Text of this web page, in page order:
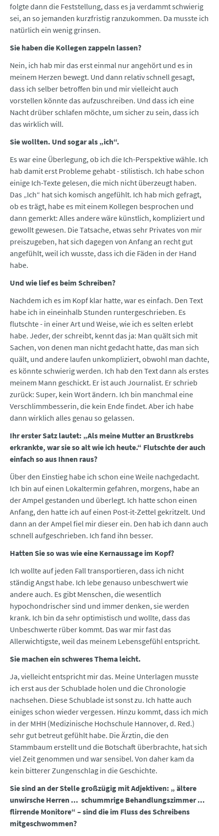
folgte dann die Feststellung, dass es ja verdammt schwierig
sei, an so jemanden kurzfristig ranzukommen. Da musste ich
natürlich ein wenig grinsen.
Sie haben die Kollegen zappeln lassen?
Nein, ich hab mir das erst einmal nur angehört und es in
meinem Herzen bewegt. Und dann relativ schnell gesagt,
dass ich selber betroffen bin und mir vielleicht auch
vorstellen könnte das aufzuschreiben. Und dass ich eine
Nacht drüber schlafen möchte, um sicher zu sein, dass ich
das wirklich will.
Sie wollten. Und sogar als „ich“.
Es war eine Überlegung, ob ich die Ich-Perspektive wähle. Ich
hab damit erst Probleme gehabt - stilistisch. Ich habe schon
einige Ich-Texte gelesen, die mich nicht überzeugt haben.
Das „Ich“ hat sich komisch angefühlt. Ich hab mich gefragt,
ob es trägt, habe es mit einem Kollegen besprochen und
dann gemerkt: Alles andere wäre künstlich, kompliziert und
gewollt gewesen. Die Tatsache, etwas sehr Privates von mir
preiszugeben, hat sich dagegen von Anfang an recht gut
angefühlt, weil ich wusste, dass ich die Fäden in der Hand
habe.
Und wie lief es beim Schreiben?
Nachdem ich es im Kopf klar hatte, war es einfach. Den Text
habe ich in eineinhalb Stunden runtergeschrieben. Es
flutschte - in einer Art und Weise, wie ich es selten erlebt
habe. Jeder, der schreibt, kennt das ja: Man quält sich mit
Sachen, von denen man nicht gedacht hatte, das man sich
quält, und andere laufen unkompliziert, obwohl man dachte,
es könnte schwierig werden. Ich hab den Text dann als erstes
meinem Mann geschickt. Er ist auch Journalist. Er schrieb
zurück: Super, kein Wort ändern. Ich bin manchmal eine
Verschlimmbesserin, die kein Ende findet. Aber ich habe
dann wirklich alles genau so gelassen.
Ihr erster Satz lautet: „Als meine Mutter an Brustkrebs
erkrankte, war sie so alt wie ich heute.“ Flutschte der auch
einfach so aus Ihnen raus?
Über den Einstieg habe ich schon eine Weile nachgedacht.
Ich bin auf einen Lokaltermin gefahren, morgens, habe an
der Ampel gestanden und überlegt. Ich hatte schon einen
Anfang, den hatte ich auf einen Post-it-Zettel gekritzelt. Und
dann an der Ampel fiel mir dieser ein. Den hab ich dann auch
schnell aufgeschrieben. Ich fand ihn besser.
Hatten Sie so was wie eine Kernaussage im Kopf?
Ich wollte auf jeden Fall transportieren, dass ich nicht
ständig Angst habe. Ich lebe genauso unbeschwert wie
andere auch. Es gibt Menschen, die wesentlich
hypochondrischer sind und immer denken, sie werden
krank. Ich bin da sehr optimistisch und wollte, dass das
Unbeschwerte rüber kommt. Das war mir fast das
Allerwichtigste, weil das meinem Lebensgefühl entspricht.
Sie machen ein schweres Thema leicht.
Ja, vielleicht entspricht mir das. Meine Unterlagen musste
ich erst aus der Schublade holen und die Chronologie
nachsehen. Diese Schublade ist sonst zu. Ich hatte auch
einiges schon wieder vergessen. Hinzu kommt, dass ich mich
in der MHH (Medizinische Hochschule Hannover, d. Red.)
sehr gut betreut gefühlt habe. Die Ärztin, die den
Stammbaum erstellt und die Botschaft überbrachte, hat sich
viel Zeit genommen und war sensibel. Von daher kam da
kein bitterer Zungenschlag in die Geschichte.
Sie sind an der Stelle großzügig mit Adjektiven: „ ältere
unwirsche Herren ... schummrige Behandlungszimmer ...
flirrende Monitore“ – sind die im Fluss des Schreibens
mitgeschwommen?